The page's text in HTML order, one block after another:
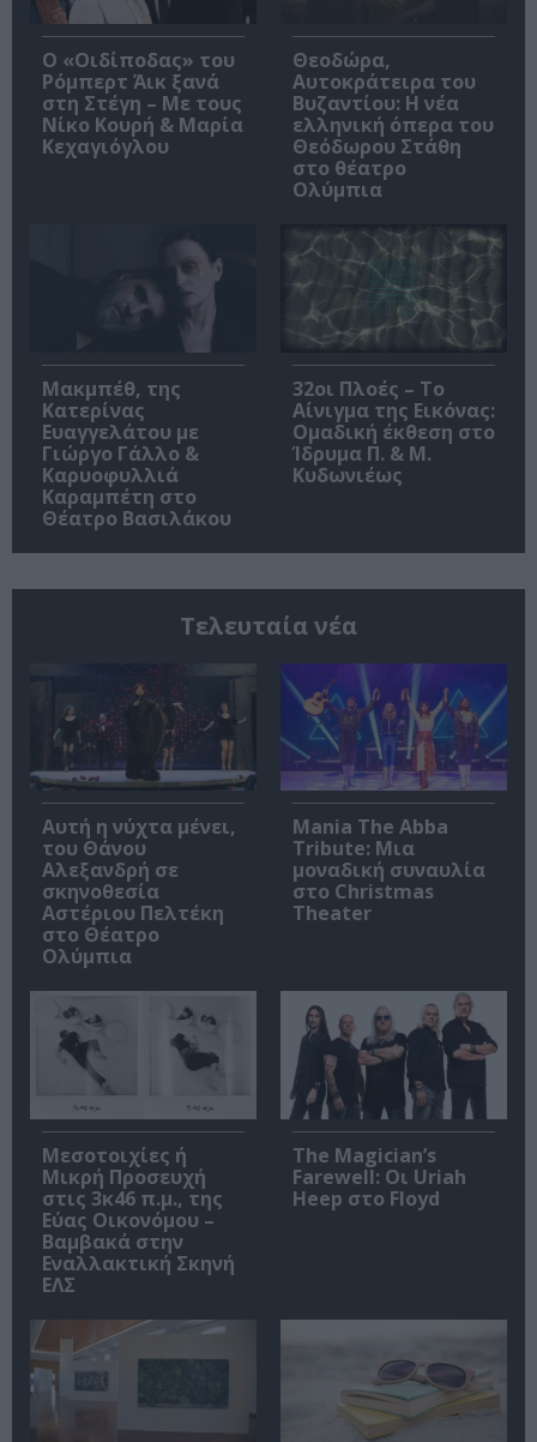
O «Οιδίποδας» του
Ρόμπερτ Άικ ξανά
στη Στέγη – Με τους
Νίκο Κουρή & Μαρία
Κεχαγιόγλου
Θεοδώρα,
Αυτοκράτειρα του
Βυζαντίου: Η νέα
ελληνική όπερα του
Θεόδωρου Στάθη
στο θέατρο
Ολύμπια
Μακμπέθ, της
Κατερίνας
Ευαγγελάτου με
Γιώργο Γάλλο &
Καρυοφυλλιά
Καραμπέτη στο
Θέατρο Βασιλάκου
32οι Πλοές – Το
Αίνιγμα της Εικόνας:
Ομαδική έκθεση στο
Ίδρυμα Π. & Μ.
Κυδωνιέως
Τελευταία νέα
Αυτή η νύχτα μένει,
του Θάνου
Αλεξανδρή σε
σκηνοθεσία
Αστέριου Πελτέκη
στο Θέατρο
Ολύμπια
Mania The Abba
Tribute: Μια
μοναδική συναυλία
στο Christmas
Theater
Μεσοτοιχίες ή
Μικρή Προσευχή
στις 3κ46 π.μ., της
Εύας Οικονόμου –
Βαμβακά στην
Εναλλακτική Σκηνή
ΕΛΣ
The Magician’s
Farewell: Οι Uriah
Heep στο Floyd